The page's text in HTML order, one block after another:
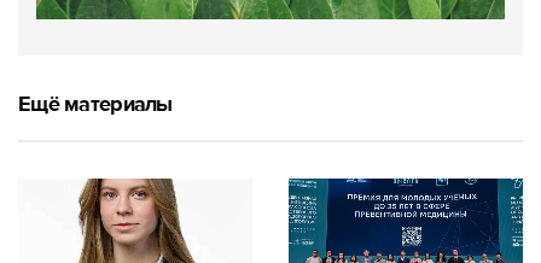
Ещё материалы